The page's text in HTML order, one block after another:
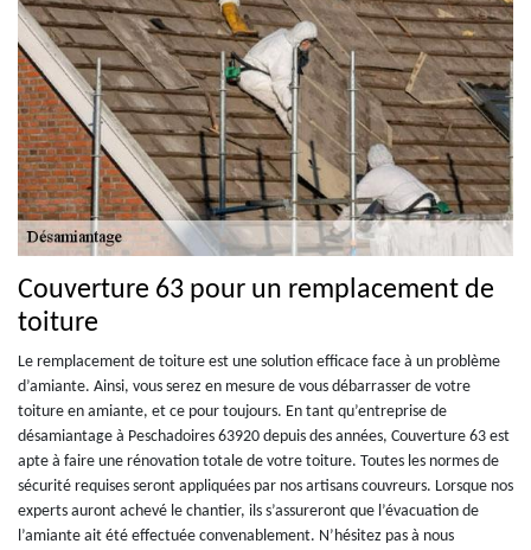
Couverture 63 pour un remplacement de
toiture
Le remplacement de toiture est une solution efficace face à un problème
d’amiante. Ainsi, vous serez en mesure de vous débarrasser de votre
toiture en amiante, et ce pour toujours. En tant qu’entreprise de
désamiantage à Peschadoires 63920 depuis des années, Couverture 63 est
apte à faire une rénovation totale de votre toiture. Toutes les normes de
sécurité requises seront appliquées par nos artisans couvreurs. Lorsque nos
experts auront achevé le chantier, ils s’assureront que l’évacuation de
l’amiante ait été effectuée convenablement. N’hésitez pas à nous